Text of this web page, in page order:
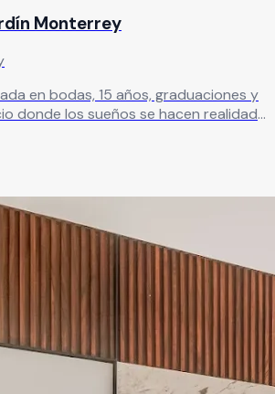
Monterrey
en bodas, 15 años, graduaciones y
donde los sueños se hacen realidad